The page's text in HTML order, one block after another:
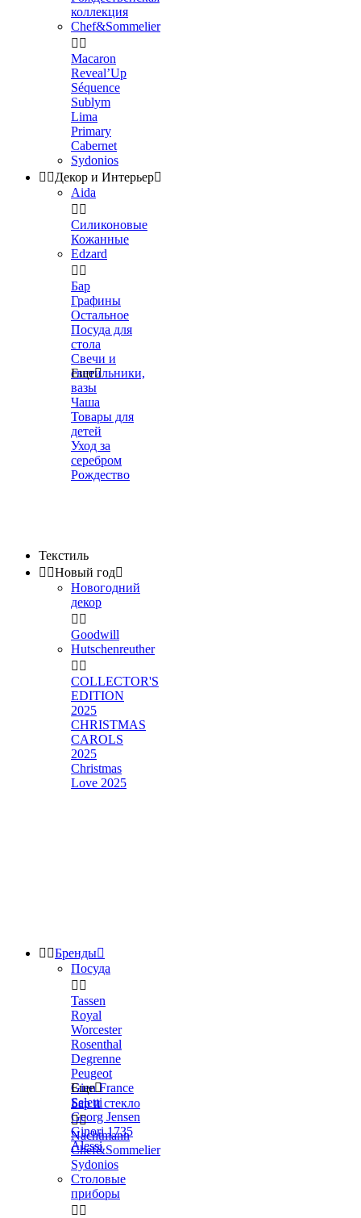
коллекция
Chef&Sommelier
 
Macaron
Reveal’Up
Séquence
Sublym
Lima
Primary
Cabernet
Sydonios
 Декор и Интерьер
Aida
 
Силиконовые
Кожанные
Edzard
 
Бар
Графины
Остальное
Посуда для
стола
Свечи и
светильники,
вазы
Чаша
Товары для
детей
Уход за
серебром
Рождество
Еще
Текстиль
 Новый год
Новогодний
декор
 
Goodwill
Hutschenreuther
 
COLLECTOR'S
EDITION
2025
CHRISTMAS
CAROLS
2025
Christmas
Love 2025
 Бренды
Посуда
 
Tassen
Royal
Worcester
Rosenthal
Degrenne
Peugeot
Gien France
Seletti
Georg Jensen
Ginori 1735
Alessi
Еще
Бар и стекло

Nachtmann
Chef&Sommelier
Sydonios
Столовые
приборы
 